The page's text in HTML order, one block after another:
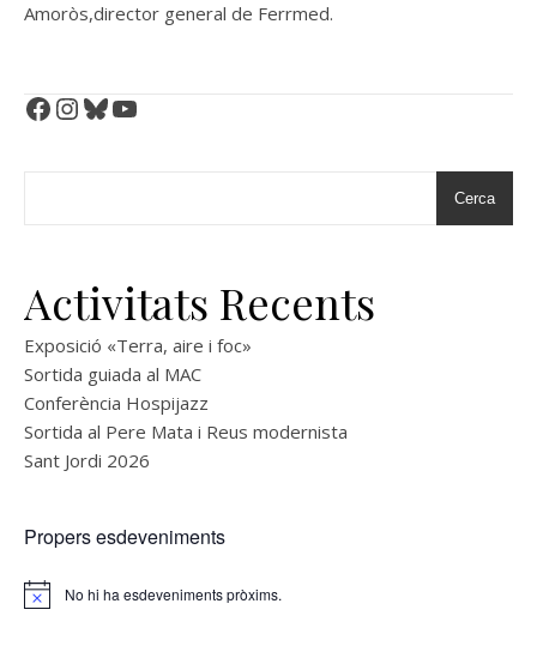
Amoròs,director general de Ferrmed.
Facebook
Instagram
BlueskyYouTube
Cerca
Activitats Recents
Exposició «Terra, aire i foc»
Sortida guiada al MAC
Conferència Hospijazz
Sortida al Pere Mata i Reus modernista
Sant Jordi 2026
Propers esdeveniments
Notice No hi ha esdeveniments pròxims.